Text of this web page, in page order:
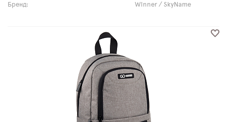
Бренд:
Winner / SkyName